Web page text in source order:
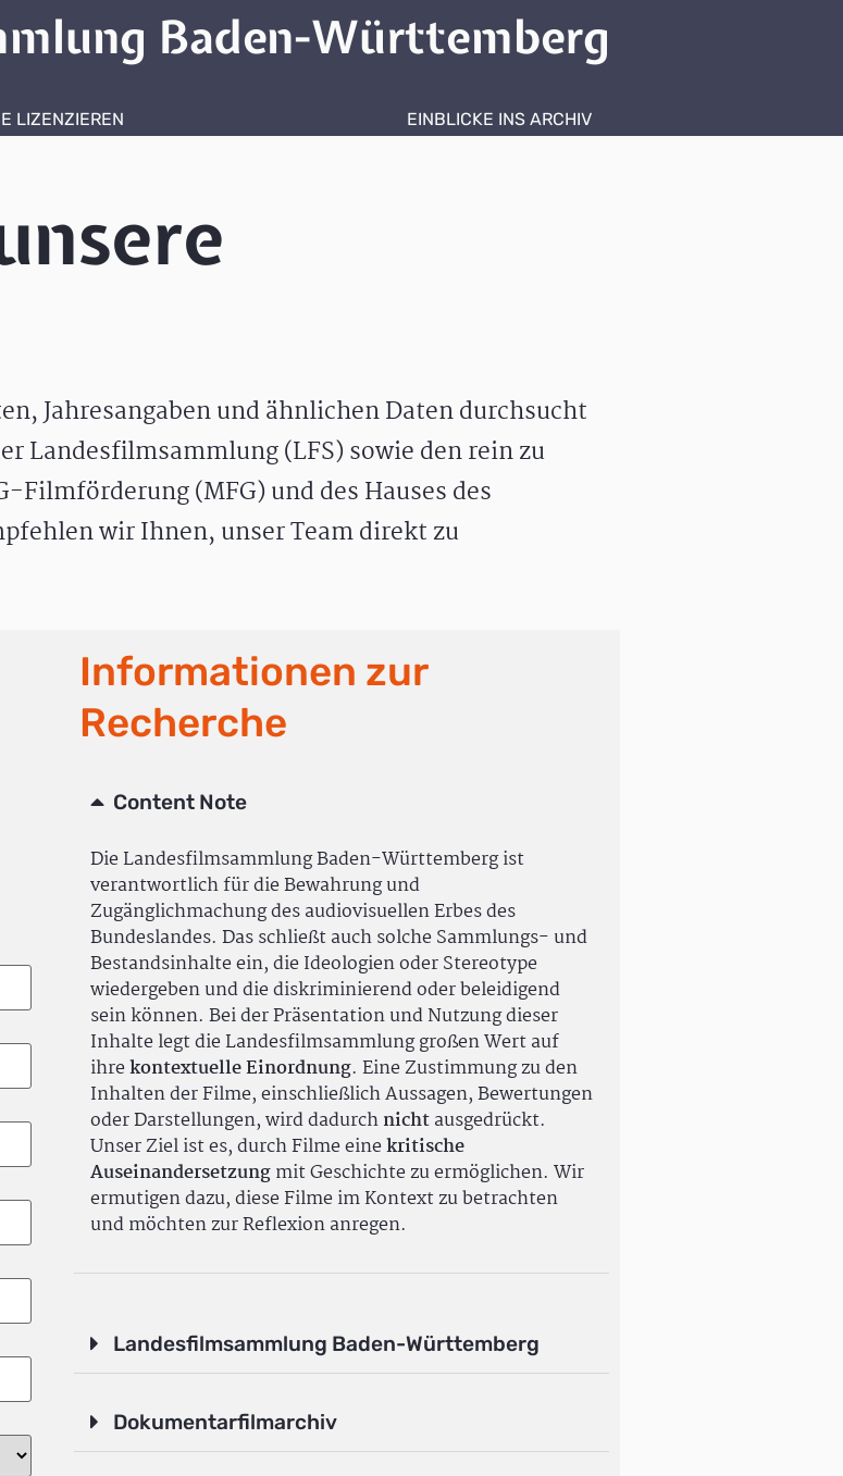
Baden-Württemberg
LIZENZIEREN EINBLICKE INS ARCHIV
Jahresangaben und ähnlichen Daten durchsucht
Landesfilmsammlung (LFS) sowie den rein zu
(MFG) und des Hauses des
wir Ihnen, unser Team direkt zu
Informationen zur
Recherche
Content Note
Die Landesfilmsammlung Baden-Württemberg ist
verantwortlich für die Bewahrung und
Zugänglichmachung des audiovisuellen Erbes des
Bundeslandes. Das schließt auch solche Sammlungs- und
Bestandsinhalte ein, die Ideologien oder Stereotype
wiedergeben und die diskriminierend oder beleidigend
sein können. Bei der Präsentation und Nutzung dieser
Inhalte legt die Landesfilmsammlung großen Wert auf
ihrekontextuelle Einordnung. Eine Zustimmung zu den
Inhalten der Filme, einschließlich Aussagen, Bewertungen
oder Darstellungen, wird dadurchnichtausgedrückt.
Unser Ziel ist es, durch Filme einekritische
Auseinandersetzungmit Geschichte zu ermöglichen. Wir
ermutigen dazu, diese Filme im Kontext zu betrachten
und möchten zur Reflexion anregen.
Landesfilmsammlung Baden-Württemberg
Dokumentarfilmarchiv